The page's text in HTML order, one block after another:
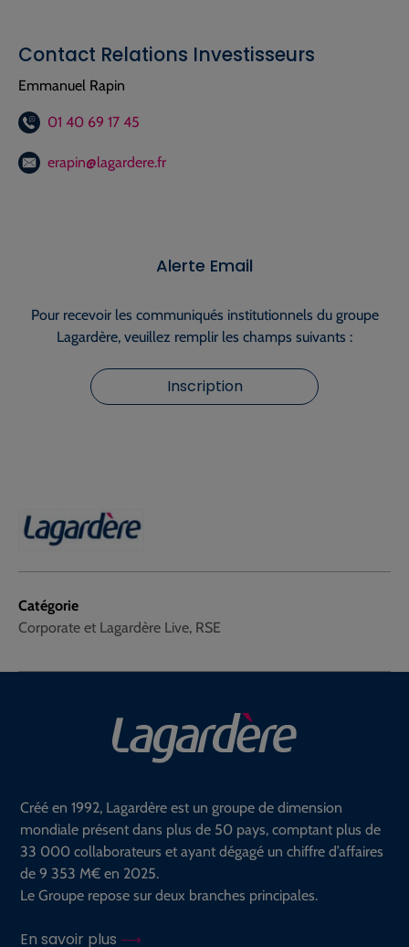
Catégorie
Corporate et Lagardère Live, RSE
Contact Relations Investisseurs
Emmanuel Rapin
01 40 69 17 45
erapin@lagardere.fr
Alerte Email
Pour recevoir les communiqués institutionnels du groupe
Lagardère, veuillez remplir les champs suivants :
Inscription
Créé en 1992, Lagardère est un groupe de dimension
mondiale présent dans plus de 50 pays, comptant plus de
33 000 collaborateurs et ayant dégagé un chiffre d’affaires
de 9 353 M€ en 2025.
Le Groupe repose sur deux branches principales.
En savoir plus